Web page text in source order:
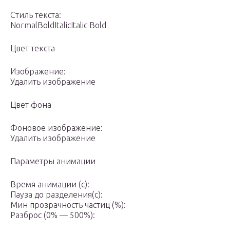
Стиль текста:
NormalBoldItalicItalic Bold
Цвет текста
Изображение:
Удалить изображение
Цвет фона
Фоновое изображение:
Удалить изображение
Параметры анимации
Время анимации (с):
Пауза до разделения(с):
Мин прозрачность частиц (%):
Разброс (0% — 500%):